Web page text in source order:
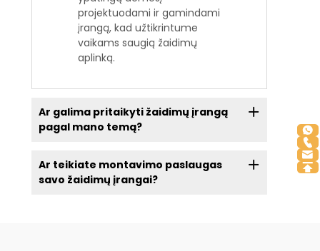
projektuodami ir gamindami
įrangą, kad užtikrintume
vaikams saugią žaidimų
aplinką.
Ar galima pritaikyti žaidimų įrangą
pagal mano temą?
Ar teikiate montavimo paslaugas
savo žaidimų įrangai?